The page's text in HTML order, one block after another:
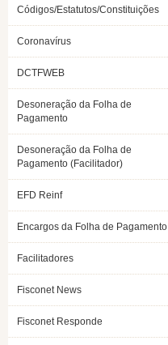
Códigos/Estatutos/Constituições
Coronavírus
DCTFWEB
Desoneração da Folha de
Pagamento
Desoneração da Folha de
Pagamento (Facilitador)
EFD Reinf
Encargos da Folha de Pagamento
Facilitadores
Fisconet News
Fisconet Responde